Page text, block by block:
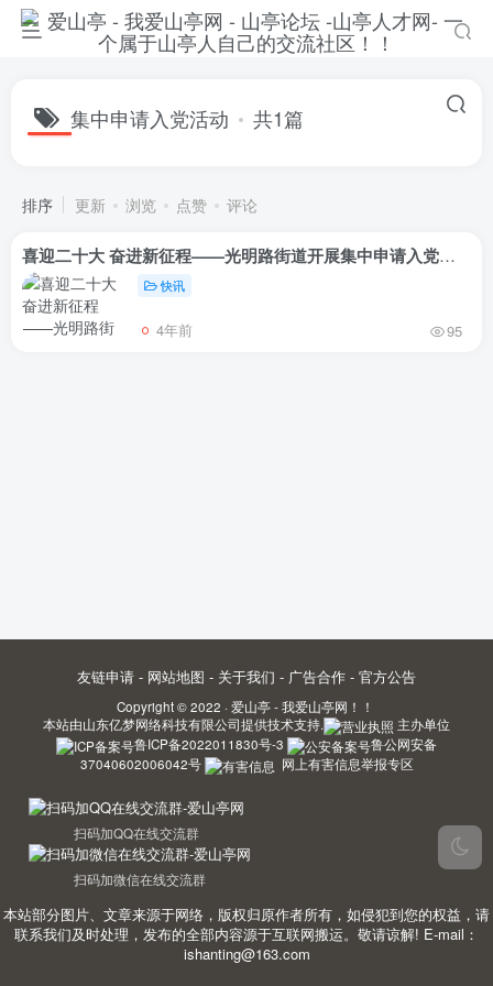
集中申请入党活动 共1篇
排序 更新 浏览 点赞 评论
喜迎二十大 奋进新征程——光明路街道开展集中申请入党活动
快讯
4年前 95
友链申请 - 网站地图 - 关于我们 - 广告合作 - 官方公告
Copyright © 2022 · 爱山亭 - 我爱山亭网！！
本站由山东亿梦网络科技有限公司提供技术支持.
主办单位
鲁ICP备2022011830号-3
鲁公网安备
37040602006042号
网上有害信息举报专区
扫码加QQ在线交流群
扫码加微信在线交流群
本站部分图片、文章来源于网络，版权归原作者所有，如侵犯到您的权益，请
联系我们及时处理，发布的全部内容源于互联网搬运。敬请谅解! E-mail：
ishanting@163.com